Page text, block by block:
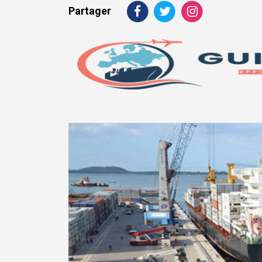
Partager